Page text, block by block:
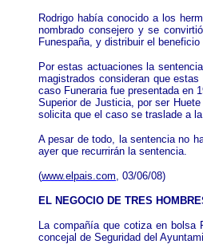
Rodrigo había conocido a los
nombrado consejero y se
Funespaña, y distribuir el
Por estas actuaciones la
magistrados consideran que
caso Funeraria fue presentada en
Superior de Justicia, por ser
solicita que el caso se traslade a
A pesar de todo, la sentencia no
ayer que recurrirán la sentencia.
(www.elpais.com, 03/06/08)
EL NEGOCIO DE TRES
La compañía que cotiza en bolsa
concejal de Seguridad del